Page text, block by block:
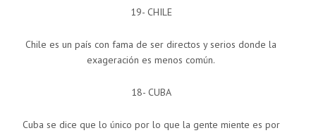
19- CHILE
Chile es un país con fama de ser directos y serios donde la
exageración es menos común.
18- CUBA
Cuba se dice que lo único por lo que la gente miente es por